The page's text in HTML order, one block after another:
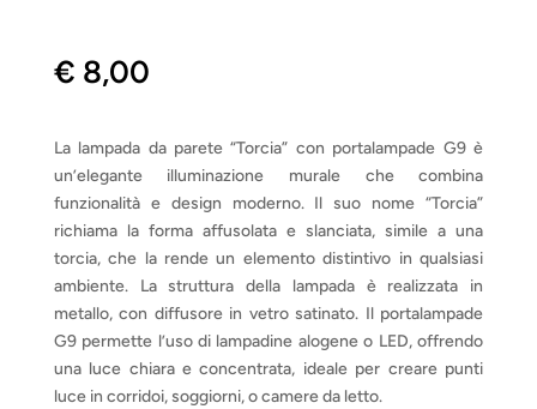
€ 8,00
La lampada da parete “Torcia” con portalampade G9 è
un’elegante illuminazione murale che combina
funzionalità e design moderno. Il suo nome “Torcia”
richiama la forma affusolata e slanciata, simile a una
torcia, che la rende un elemento distintivo in qualsiasi
ambiente. La struttura della lampada è realizzata in
metallo, con diffusore in vetro satinato. Il portalampade
G9 permette l’uso di lampadine alogene o LED, offrendo
una luce chiara e concentrata, ideale per creare punti
luce in corridoi, soggiorni, o camere da letto.